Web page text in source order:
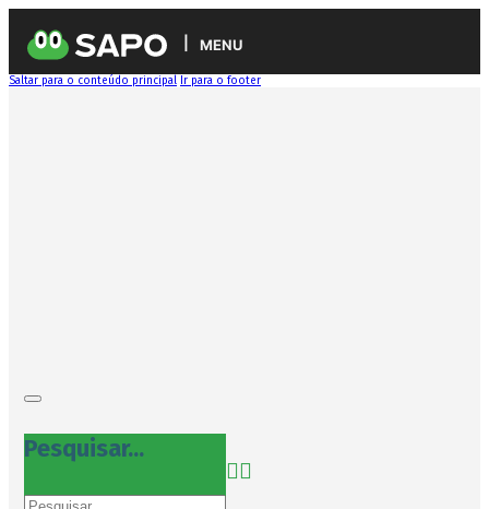
MENU
Saltar para o conteúdo principal Ir para o footer
Pesquisar...
Pesquisar